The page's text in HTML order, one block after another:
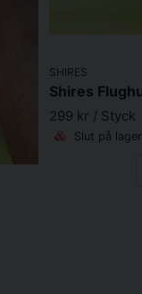
SHIRES
299 kr / Styck
Slut på lager